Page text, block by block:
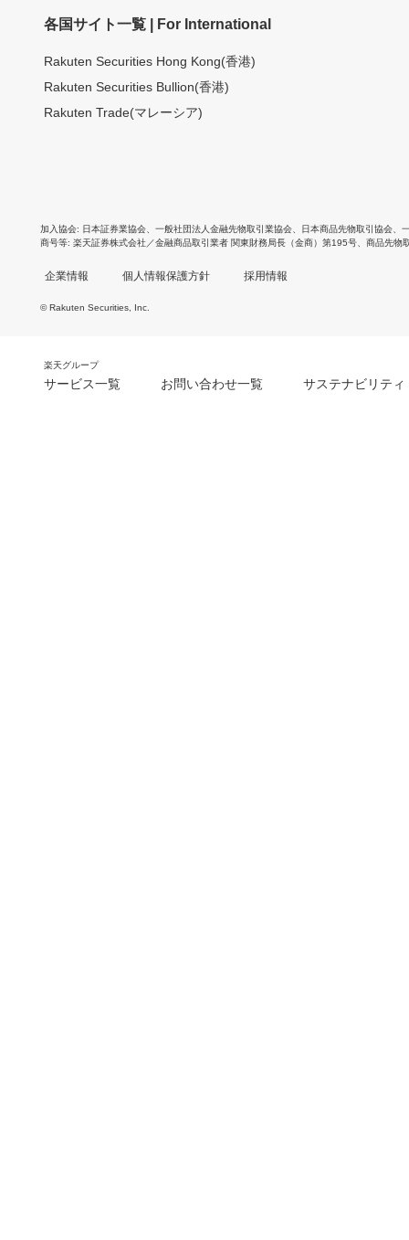
各国サイト一覧 | For International
Rakuten Securities Hong Kong(香港)
Rakuten Securities Bullion(香港)
Rakuten Trade(マレーシア)
加入協会 日本証券業協会 一般社団法人金融先物取引業協会 日本商品先物取引協会
商号等 楽天証券株式会社／金融商品取引業者 関東財務局長（金商）第195号、商品先物
企業情報 個人情報保護方針 採用情報
© Rakuten Securities, Inc.
楽天グループ
サービス一覧 お問い合わせ一覧 サステナビリティ